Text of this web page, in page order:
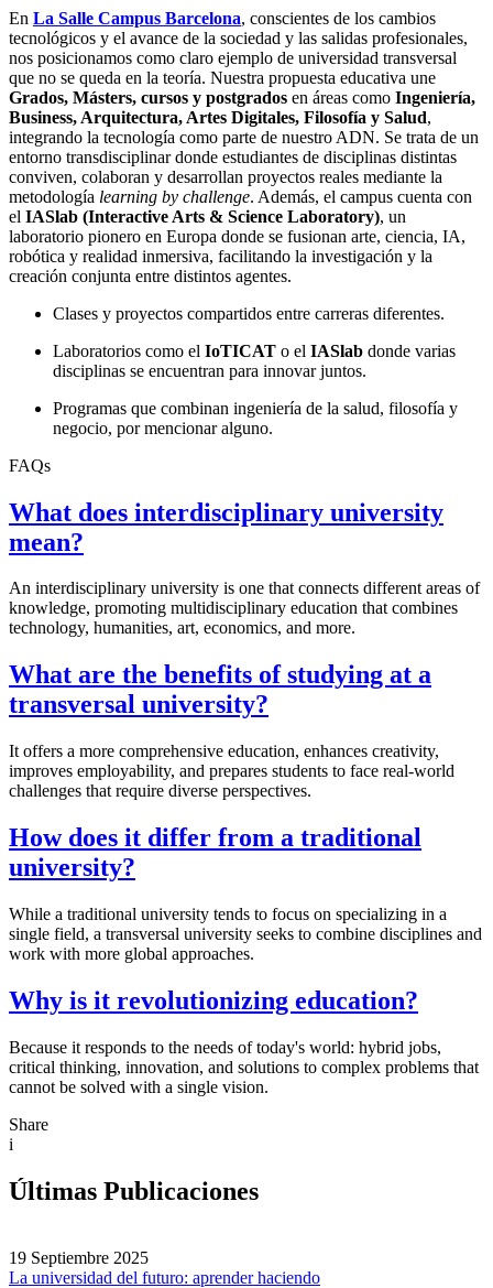
En La Salle Campus Barcelona, conscientes de los cambios
tecnológicos y el avance de la sociedad y las salidas profesionales,
nos posicionamos como claro ejemplo de universidad transversal
que no se queda en la teoría. Nuestra propuesta educativa une
Grados, Másters, cursos y postgrados en áreas como Ingeniería,
Business, Arquitectura, Artes Digitales, Filosofía y Salud,
integrando la tecnología como parte de nuestro ADN. Se trata de un
entorno transdisciplinar donde estudiantes de disciplinas distintas
conviven, colaboran y desarrollan proyectos reales mediante la
metodología learning by challenge. Además, el campus cuenta con
el IASlab (Interactive Arts & Science Laboratory), un
laboratorio pionero en Europa donde se fusionan arte, ciencia, IA,
robótica y realidad inmersiva, facilitando la investigación y la
creación conjunta entre distintos agentes.
Clases y proyectos compartidos entre carreras diferentes.
Laboratorios como el IoTICAT o el IASlab donde varias
disciplinas se encuentran para innovar juntos.
Programas que combinan ingeniería de la salud, filosofía y
negocio, por mencionar alguno.
FAQs
What does interdisciplinary university
mean?
An interdisciplinary university is one that connects different areas of
knowledge, promoting multidisciplinary education that combines
technology, humanities, art, economics, and more.
What are the benefits of studying at a
transversal university?
It offers a more comprehensive education, enhances creativity,
improves employability, and prepares students to face real-world
challenges that require diverse perspectives.
How does it differ from a traditional
university?
While a traditional university tends to focus on specializing in a
single field, a transversal university seeks to combine disciplines and
work with more global approaches.
Why is it revolutionizing education?
Because it responds to the needs of today's world: hybrid jobs,
critical thinking, innovation, and solutions to complex problems that
cannot be solved with a single vision.
Share
i
Últimas Publicaciones
19 Septiembre 2025
La universidad del futuro: aprender haciendo